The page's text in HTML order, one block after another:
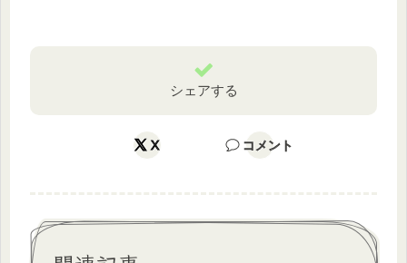
シェアする
X コメント